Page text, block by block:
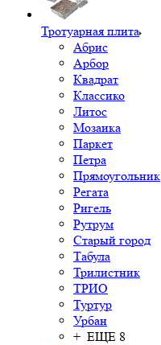
Тротуарная плита
Абрис
Арбор
Квадрат
Классико
Литос
Мозаика
Паркет
Петра
Прямоугольник
Регата
Ригель
Рутрум
Старый город
Табула
Трилистник
ТРИО
Туртур
Урбан
+ ЕЩЕ 8